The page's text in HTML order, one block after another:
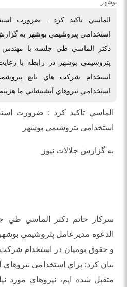
الماسي تاكيد كرد : ضرورت
استخدامی پتروشيمي بوشهر به
دكتر الماسي طي جلسه با مهندس
پتروشيمي بوشهر در رابطه با
استخدام شركت هاي تابع
استخدامي نيروهاي آتشنشاني ما هزينه
الماسي تاكيد كرد : ضرورت
استخدامی پتروشيمي بوشهر
به گزارش جلالات نيوز
سركار خانم دكتر الماسي طي
الدعوه مديرعامل پتروشيمي
و حقوق بوميان در استخدام
بيان كرد: براي استخدامي
متقبل شده ايم، نيروهاي مورد